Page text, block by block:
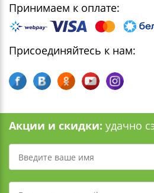
Принимаем к оплате:
Присоединяйтесь к нам:
Акции и скидки: удачно